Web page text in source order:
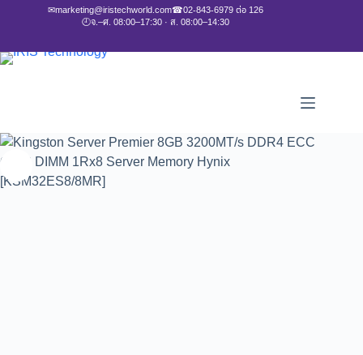
✉marketing@iristechworld.com☎02-843-6979 ต่อ 126
🕘จ.–ศ. 08:00–17:30 · ส. 08:00–14:30